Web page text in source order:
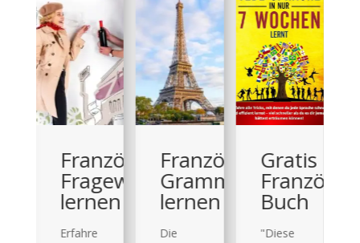
Französische
Grammatik
lernen
Die
Gratis
Französischkurs+
Buch
"Diese
🔍
Einstuf